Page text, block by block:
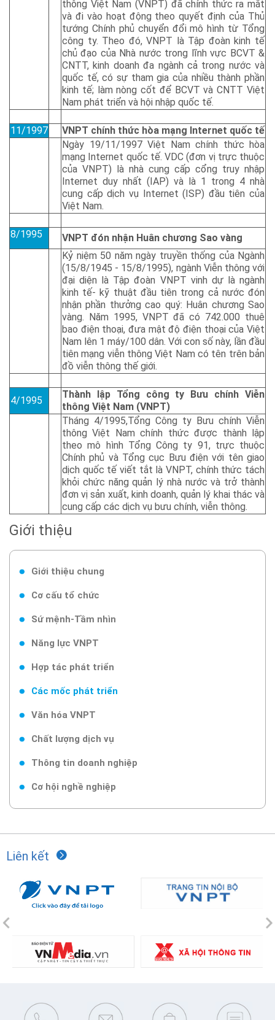
thông Việt Nam (VNPT) đã chính thức ra mắt
và đi vào hoạt động theo quyết định của Thủ
tướng Chính phủ chuyển đổi mô hình từ Tổng
công ty. Theo đó, VNPT là Tập đoàn kinh tế
chủ đạo của Nhà nước trong lĩnh vực BCVT &
CNTT, kinh doanh đa ngành cả trong nước và
quốc tế, có sự tham gia của nhiều thành phần
kinh tế; làm nòng cốt để BCVT và CNTT Việt
Nam phát triển và hội nhập quốc tế.
11/1997
VNPT chính thức hòa mạng Internet quốc tế
Ngày 19/11/1997 Việt Nam chính thức hòa
mạng Internet quốc tế. VDC (đơn vị trực thuộc
của VNPT) là nhà cung cấp cổng truy nhập
Internet duy nhất (IAP) và là 1 trong 4 nhà
cung cấp dịch vụ Internet (ISP) đầu tiên của
Việt Nam.
8/1995
VNPT đón nhận Huân chương Sao vàng
Kỷ niệm 50 năm ngày truyền thống của Ngành
(15/8/1945 - 15/8/1995), ngành Viễn thông với
đại diện là Tập đoàn VNPT vinh dự là ngành
kinh tế- kỹ thuật đầu tiên trong cả nước đón
nhận phần thưởng cao quý: Huân chương Sao
vàng. Năm 1995, VNPT đã có 742.000 thuê
bao điện thoại, đưa mật độ điện thoại của Việt
Nam lên 1 máy/100 dân. Với con số này, lần đầu
tiên mạng viễn thông Việt Nam có tên trên bản
đồ viễn thông thế giới.
4/1995
Thành lập Tổng công ty Bưu chính Viễn
thông Việt Nam (VNPT)
Tháng 4/1995,Tổng Công ty Bưu chính Viễn
thông Việt Nam chính thức được thành lập
theo mô hình Tổng Công ty 91, trực thuộc
Chính phủ và Tổng cục Bưu điện với tên giao
dịch quốc tế viết tắt là VNPT, chính thức tách
khỏi chức năng quản lý nhà nước và trở thành
đơn vị sản xuất, kinh doanh, quản lý khai thác và
cung cấp các dịch vụ bưu chính, viễn thông.
Giới thiệu
Giới thiệu chung
Cơ cấu tổ chức
Sứ mệnh-Tầm nhìn
Năng lực VNPT
Hợp tác phát triển
Các mốc phát triển
Văn hóa VNPT
Chất lượng dịch vụ
Thông tin doanh nghiệp
Cơ hội nghề nghiệp
Liên kết
Previous